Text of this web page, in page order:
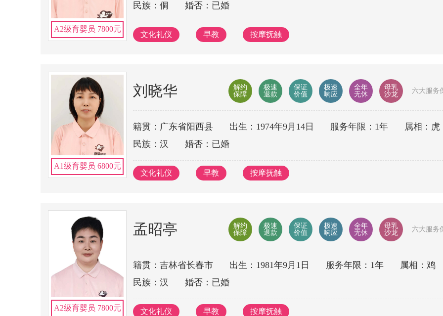
A2级育婴员 7800元
民族：侗
婚否：已婚
文化礼仪 早教 按摩抚触
A1级育婴员 6800元
刘晓华
解约
保障
极速
退款
保证
价值
极速
响应
全年
无休
母乳
沙龙
六大服务
籍贯：广东省阳西县 出生：1974年9月14日 服务年限：1年
属相：虎
民族：汉
婚否：已婚
文化礼仪 早教 按摩抚触
A2级育婴员 7800元
孟昭亭
解约
保障
极速
退款
保证
价值
极速
响应
全年
无休
母乳
沙龙
六大服务
籍贯：吉林省长春市 出生：1981年9月1日 服务年限：1年
属相：鸡
民族：汉
婚否：已婚
文化礼仪 早教 按摩抚触